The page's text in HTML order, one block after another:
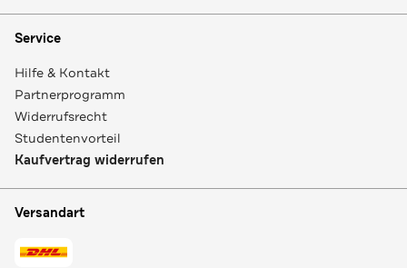
Service
Hilfe & Kontakt
Partnerprogramm
Widerrufsrecht
Studentenvorteil
Kaufvertrag widerrufen
Versandart